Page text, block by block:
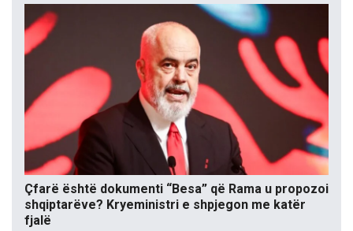
Çfarë është dokumenti “Besa” që Rama u propozoi
shqiptarëve? Kryeministri e shpjegon me katër
fjalë